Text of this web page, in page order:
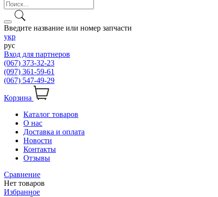
Введите название или номер запчасти
укр
рус
Вход для партнеров
(067) 373-32-23
(097) 361-59-61
(067) 547-49-29
Корзина
Каталог товаров
О нас
Доставка и оплата
Новости
Контакты
Отзывы
Сравнение
Нет товаров
Избранное